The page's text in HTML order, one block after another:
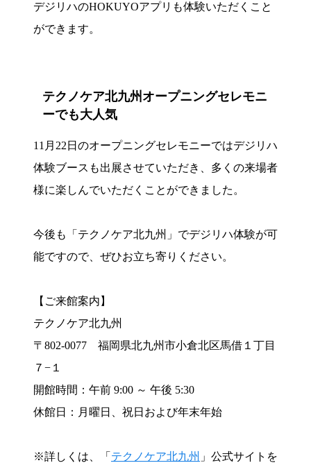
デジリハのHOKUYOアプリも体験いただくこと
ができます。
テクノケア北九州オープニングセレモニ
ーでも大人気
11月22日のオープニングセレモニーではデジリハ
体験ブースも出展させていただき、多くの来場者
様に楽しんでいただくことができました。
今後も「テクノケア北九州」でデジリハ体験が可
能ですので、ぜひお立ち寄りください。
【ご来館案内】
テクノケア北九州
〒802-0077 福岡県北九州市小倉北区馬借１丁目
７−１
開館時間：午前 9:00 ～ 午後 5:30
休館日：月曜日、祝日および年末年始
※詳しくは、「 テクノケア北九州 」公式サイトを